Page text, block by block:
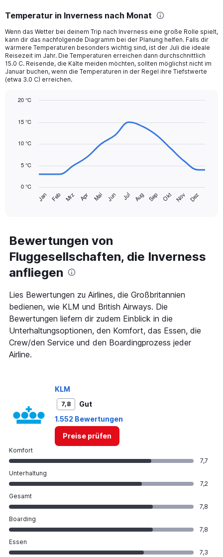
Range:
categories.
The
chart
has
1
Y
displaying
Range:
to
Temperatur in Inverness nach Monat
Wenn das Wetter bei deinem Trip nach Inverness eine große Rolle spielt,
kann dir das nachfolgende Diagramm bei der Planung helfen. Falls dir
wärmere Temperaturen besonders wichtig sind, ist der Juli die ideale
Reisezeit im Jahr. Die Temperaturen erreichen dann durchschnittlich
15.0 C. Reisende, die Kälte meiden möchten, sollten möglichst nicht im
Januar buchen, wenn die Temperaturen in der Regel ihre Tiefstwerte
(etwa 3.0 C) erreichen.
chart
with
data
The
has
categories.
Range:
14
categories.
The
has
Y
axis
displaying
values.
Range:
0
Jan Feb Mrz Apr Mai Jun Jul Aug Sep Okt Nov Dez
0 °C
5 °C
10 °C
15 °C
20 °C
Bewertungen von
Fluggesellschaften, die Inverness
anfliegen
Lies Bewertungen zu Airlines, die Großbritannien
bedienen, wie KLM und British Airways. Die
Bewertungen liefern dir zudem Einblick in die
Unterhaltungsoptionen, den Komfort, das Essen, die
Crew/den Service und den Boardingprozess jeder
Airline.
KLM
7,8
Gut
1.552 Bewertungen
Preise prüfen
Komfort
7,7
Unterhaltung
7,2
Gesamt
7,8
Boarding
7,8
Essen
7,3